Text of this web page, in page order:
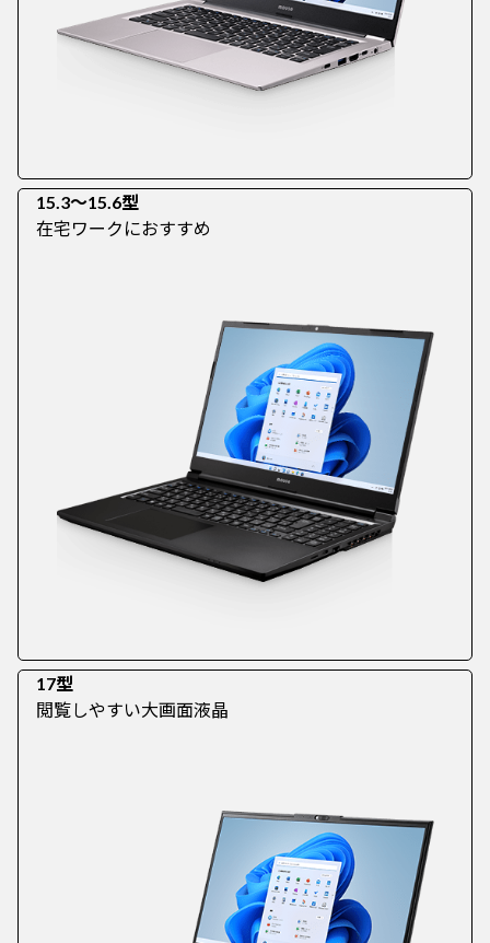
15.3～15.6型
在宅ワークにおすすめ
17型
閲覧しやすい大画面液晶